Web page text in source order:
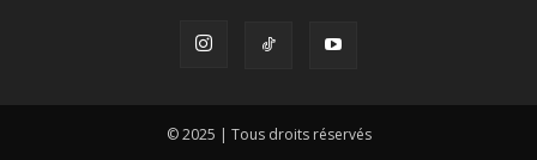
© 2025 | Tous droits réservés